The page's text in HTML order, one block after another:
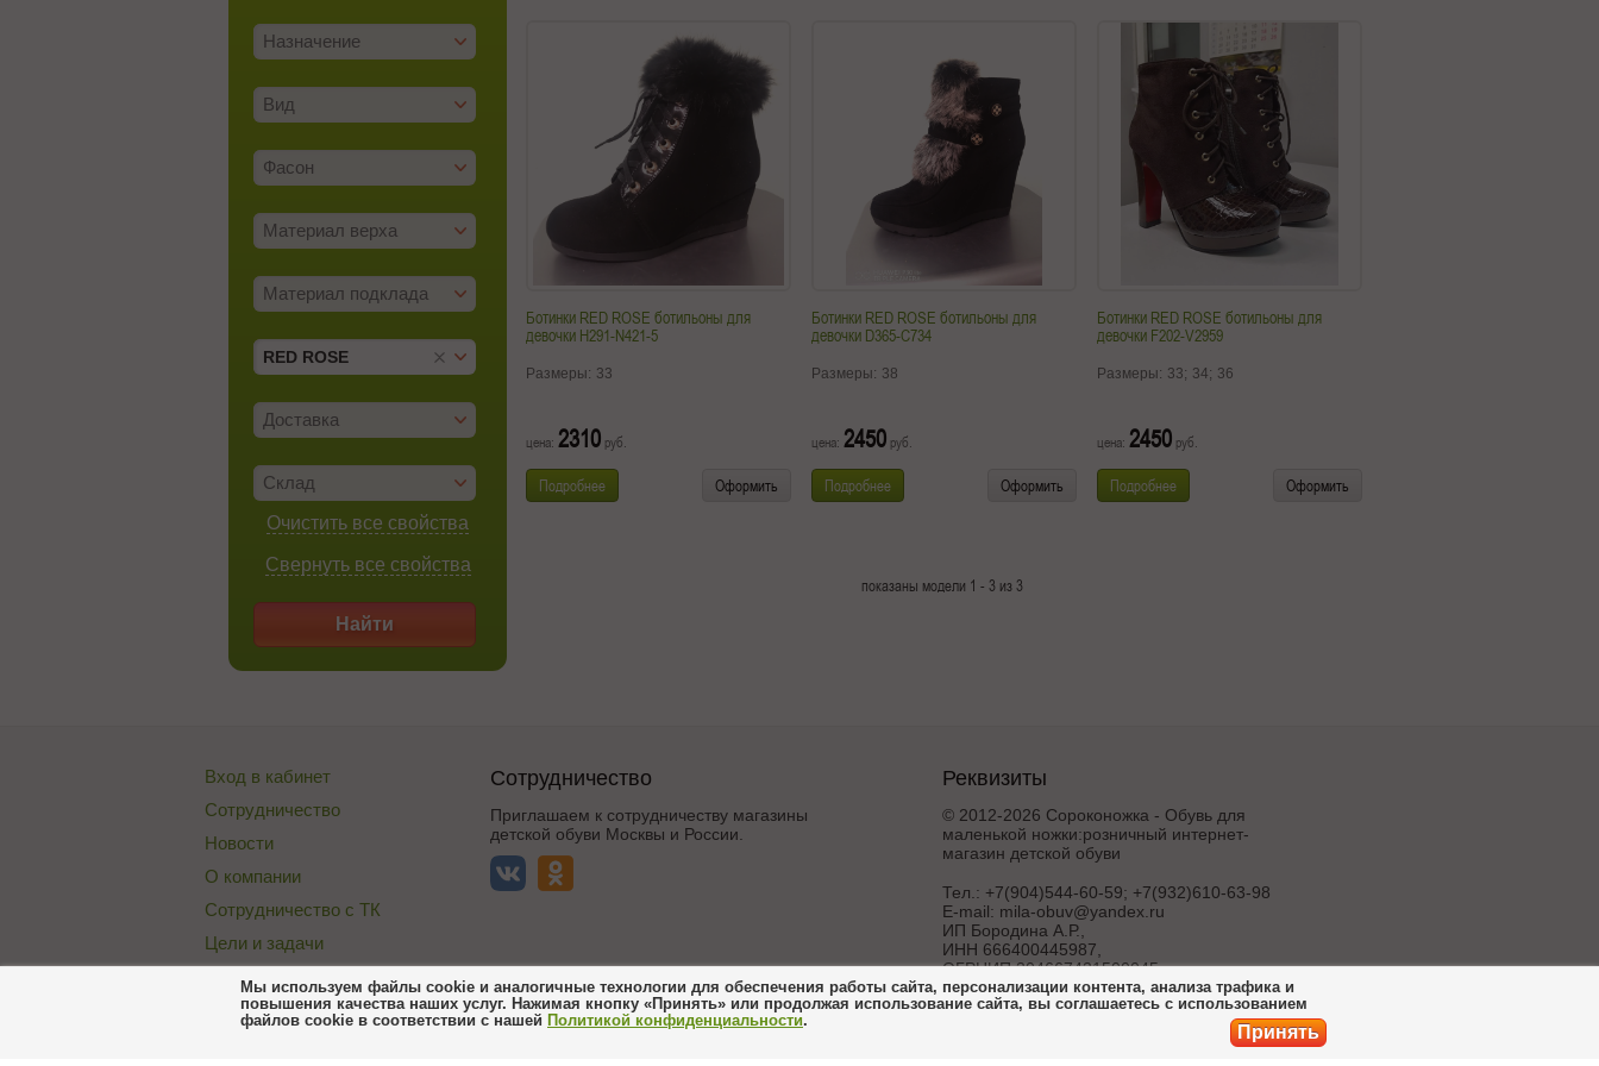
Назначение
Вид
Фасон
Материал верха
Материал подклада
RED ROSE
Доставка
Склад
Очистить все свойства
Свернуть все свойства
Найти
Ботинки RED ROSE ботильоны для
девочки H291-N421-5
Размеры: 33
цена: 2310 руб.
Подробнее Оформить
Ботинки RED ROSE ботильоны для
девочки D365-C734
Размеры: 38
цена: 2450 руб.
Подробнее Оформить
Ботинки RED ROSE ботильоны для
девочки F202-V2959
Размеры: 33; 34; 36
цена: 2450 руб.
Подробнее Оформить
показаны модели 1 - 3 из 3
Вход в кабинет
Сотрудничество
Новости
О компании
Сотрудничество с ТК
Цели и задачи
Публичная оферта
Договор со складом
Сотрудничество
Приглашаем к сотрудничеству магазины
детской обуви Москвы и России.
Реквизиты
© 2012-2026 Сороконожка - Обувь для
маленькой ножки:розничный интернет-
магазин детской обуви
Тел.: +7(904)544-60-59; +7(932)610-63-98
E-mail: mila-obuv@yandex.ru
ИП Бородина А.Р.
ИНН 666400445987,
ОГРНИП 304667431500045
Создание и продвижение
Мы используем файлы cookie и аналогичные технологии для обеспечения работы сайта, персонализации контента, анализа трафика и
повышения качества наших услуг. Нажимая кнопку «Принять» или продолжая использование сайта, вы соглашаетесь с использованием
файлов cookie в соответствии с нашей Политикой конфиденциальности.
Принять